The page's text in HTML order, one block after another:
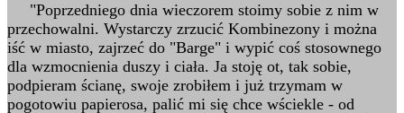
"Poprzedniego dnia wieczorem stoimy sobie z nim w
przechowalni. Wystarczy zrzucić Kombinezony i można
iść w miasto, zajrzeć do "Barge" i wypić coś stosownego
dla wzmocnienia duszy i ciała. Ja stoję ot, tak sobie,
podpieram ścianę, swoje zrobiłem i już trzymam w
pogotowiu papierosa, palić mi się chce wściekle - od